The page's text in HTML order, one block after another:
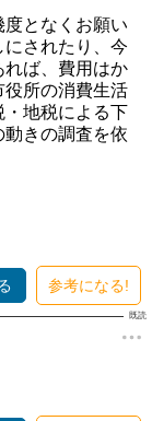
となくお願い
されたり、今
ば、費用はか
所の消費生活
地税による下
きの調査を依
参考になる!